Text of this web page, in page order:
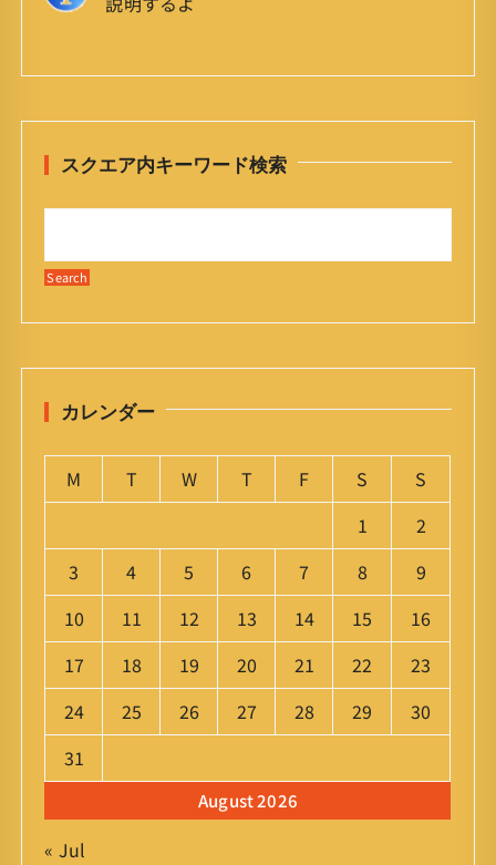
スクエア内キーワード検索
カレンダー
August 2026
M T W T F S
S
1
2
3
4 5 6 7 8
9
10
11 12 13 14 15
16
17
18 19 20 21 22
23
24
25 26 27 28 29
30
31
« Jul